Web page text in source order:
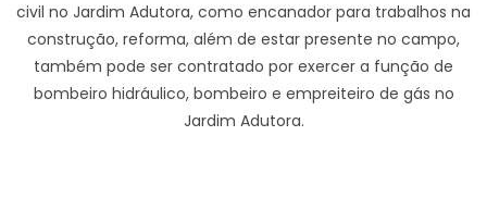
civil no Jardim Adutora, como encanador para trabalhos na
construção, reforma, além de estar presente no campo,
também pode ser contratado por exercer a função de
bombeiro hidráulico, bombeiro e empreiteiro de gás no
Jardim Adutora.